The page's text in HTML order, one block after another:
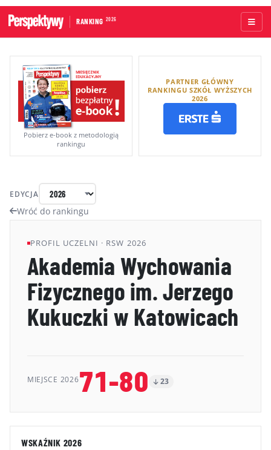
RANKING 2026
STRONA GŁÓWNA
UCZELNIE AKADEMICKIE
UCZELNIE ZAWODOWE
RANKINGI WG TYPÓW UCZELNI
RANKINGI WG GRUP KRYTERIÓW
RANKING KIERUNKÓW STUDIÓW
METODOLOGIA
GALERIA
KONTAKT
Pobierz e-book z metodologią
rankingu
PARTNER GŁÓWNY
RANKINGU SZKÓŁ WYŻSZYCH
2026
Wróć do rankingu
EDYCJA
PROFIL UCZELNI · RSW 2026
Akademia Wychowania
Fizycznego im. Jerzego
Kukuczki w Katowicach
MIEJSCE 202671-80 23
WSKAŹNIK 2026